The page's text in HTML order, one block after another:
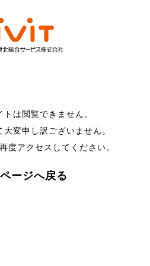
は閲覧できません。
変申し訳ございません。
度アクセスしてください。
ージへ戻る